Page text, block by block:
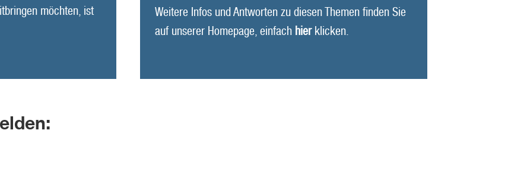
möchten, ist
Weitere Infos und Antworten zu diesen Themen finden Sie
auf unserer Homepage, einfach hierklicken.